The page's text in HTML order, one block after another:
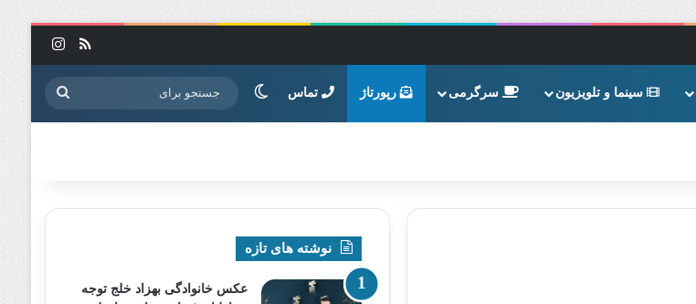
خوراک
سینما و تلویزیون سرگرمی رپورتاژ تماس تغییر پوسته جستجو
برای
نوشته های تازه
عکس خانوادگی بهزاد خلج توجه